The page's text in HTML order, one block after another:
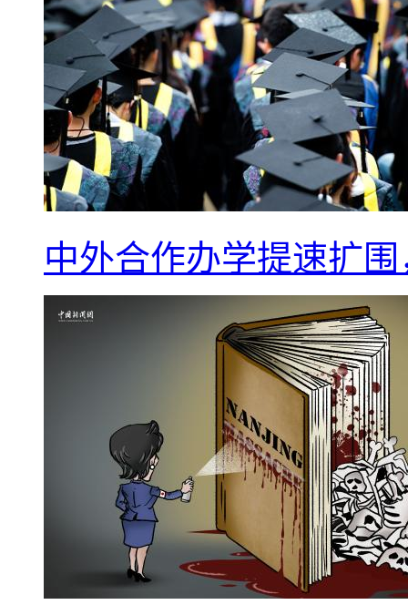
中外合作办学提速扩